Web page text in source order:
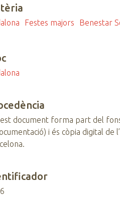
Festes majors Benestar
document forma part del
i és còpia digital de